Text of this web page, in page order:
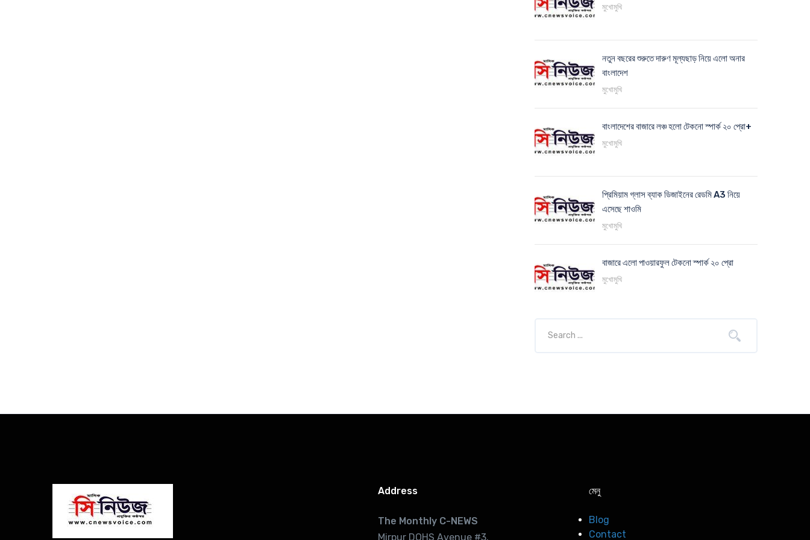
মুখোমুখি
নতুন বছরের শুরুতে দারুণ মূল্যছাড় নিয়ে এলো অনার
বাংলাদেশ
মুখোমুখি
বাংলাদেশের বাজারে লঞ্চ হলো টেকনো স্পার্ক ২০ প্রো+
মুখোমুখি
প্রিমিয়াম গ্লাস ব্যাক ডিজাইনের রেডমি A3 নিয়ে
এসেছে শাওমি
মুখোমুখি
বাজারে এলো পাওয়ারফুল টেকনো স্পার্ক ২০ প্রো
মুখোমুখি
Address
The Monthly C-NEWS
Mirpur DOHS Avenue #3.
মেনু
Blog
Contact